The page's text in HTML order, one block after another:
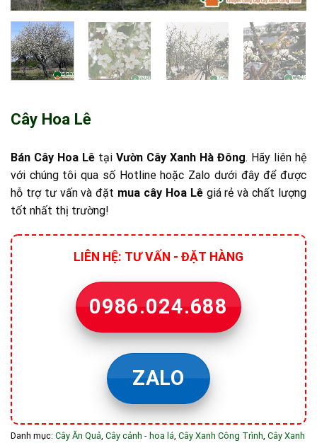
Cây Hoa Lê
Bán Cây Hoa Lê tại Vườn Cây Xanh Hà Đông. Hãy liên hệ
với chúng tôi qua số Hotline hoặc Zalo dưới đây để được
hỗ trợ tư vấn và đặt mua cây Hoa Lêgiá rẻ và chất lượng
tốt nhất thị trường!
LIÊN HỆ: TƯ VẤN - ĐẶT HÀNG
0986.024.688
ZALO
Danh mục: Cây Ăn Quả Cây cảnh - hoa lá Cây Xanh Công Trình Cây Xanh